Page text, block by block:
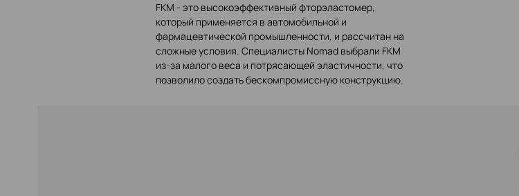
FKM - это высокоэффективный фторэластомер,
который применяется в автомобильной и
фармацевтической промышленности, и рассчитан на
сложные условия. Специалисты Nomad выбрали FKM
из-за малого веса и потрясающей эластичности, что
позволило создать бескомпромиссную конструкцию.